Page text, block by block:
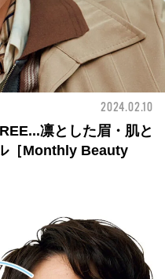
2024.02.10
凛とした眉・肌と
［Monthly Beauty